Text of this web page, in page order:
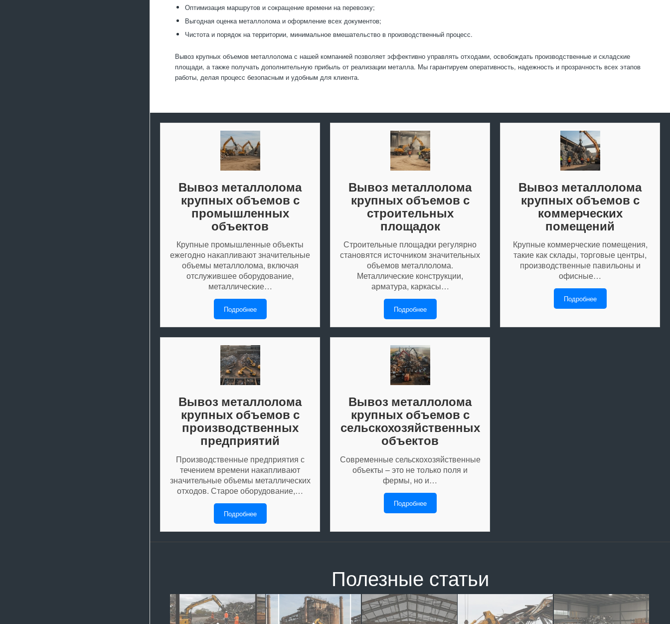
Оптимизация маршрутов и сокращение времени на перевозку;
Выгодная оценка металлолома и оформление всех документов;
Чистота и порядок на территории, минимальное вмешательство в производственный процесс.
Вывоз крупных объемов металлолома с нашей компанией позволяет эффективно управлять отходами, освобождать производственные и складские
площади, а также получать дополнительную прибыль от реализации металла. Мы гарантируем оперативность, надежность и прозрачность всех этапов
работы, делая процесс безопасным и удобным для клиента.
Вывоз металлолома
крупных объемов с
промышленных
объектов
Крупные промышленные объекты
ежегодно накапливают значительные
объемы металлолома, включая
отслужившее оборудование,
металлические…
Подробнее
Вывоз металлолома
крупных объемов с
строительных
площадок
Строительные площадки регулярно
становятся источником значительных
объемов металлолома.
Металлические конструкции,
арматура, каркасы…
Подробнее
Вывоз металлолома
крупных объемов с
коммерческих
помещений
Крупные коммерческие помещения,
такие как склады, торговые центры,
производственные павильоны и
офисные…
Подробнее
Вывоз металлолома
крупных объемов с
производственных
предприятий
Производственные предприятия с
течением времени накапливают
значительные объемы металлических
отходов. Старое оборудование,…
Подробнее
Вывоз металлолома
крупных объемов с
сельскохозяйственных
объектов
Современные сельскохозяйственные
объекты – это не только поля и
фермы, но и…
Подробнее
Полезные статьи